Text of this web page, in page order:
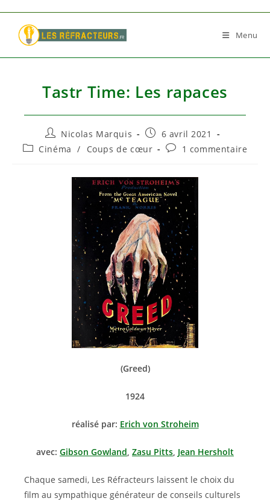
content
Menu
Tastr Time: Les rapaces
Auteur/autrice
de
la
Nicolas Marquis
Publication
publiée :
6 avril 2021
PostCinéma / Coups de cœur
Commentaires
publication :
1 commentaire
(Greed)
1924
réalisé par: Erich von Stroheim
avec: Gibson Gowland, Zasu Pitts, Jean Hersholt
Chaque samedi, Les Réfracteurs laissent le choix du
film au sympathique générateur de conseils culturels